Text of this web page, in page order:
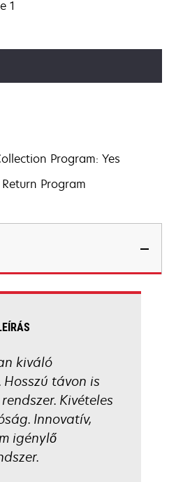
Program: Yes
Program
kiváló
Hosszú távon is
Kivételes
Innovatív,
igénylő